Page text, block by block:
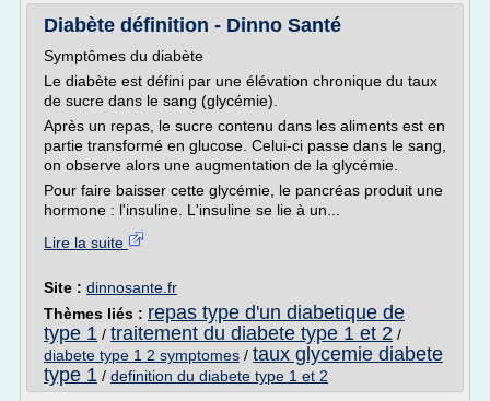
Diabète définition - Dinno Santé
Symptômes du diabète
Le diabète est défini par une élévation chronique du taux
de sucre dans le sang (glycémie).
Après un repas, le sucre contenu dans les aliments est en
partie transformé en glucose. Celui-ci passe dans le sang,
on observe alors une augmentation de la glycémie.
Pour faire baisser cette glycémie, le pancréas produit une
hormone : l'insuline. L'insuline se lie à un...
Lire la suite
Site : dinnosante.fr
Thèmes liés : repas type d'un diabetique de
type 1 / traitement du diabete type 1 et 2 /
diabete type 1 2 symptomes / taux glycemie diabete
type 1 / definition du diabete type 1 et 2